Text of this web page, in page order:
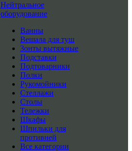
Нейтральное
оборудование
Ванны
Вешала для туш
Зонты вытяжные
Подставки
Подтоварники
Полки
Рукомойники
Стеллажи
Столы
Тележки
Шкафы
Шпильки для
противней
Все категории